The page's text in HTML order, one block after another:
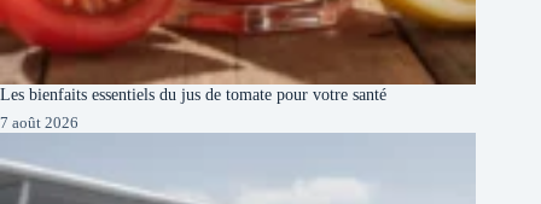
Les bienfaits essentiels du jus de tomate pour votre santé
7 août 2026